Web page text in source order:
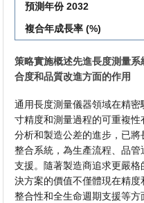
預測年份 2032
複合年成長率 (%)
策略實施概述先進長度測量
合度和品質改進方面的作用
通用長度測量儀器領域在精
寸精度和測量過程的可重複
分析和製造公差的進步，已
整合系統，為生產流程、品
支援。隨著製造商追求更嚴
決方案的價值不僅體現在精
整合性和全生命週期支援等方